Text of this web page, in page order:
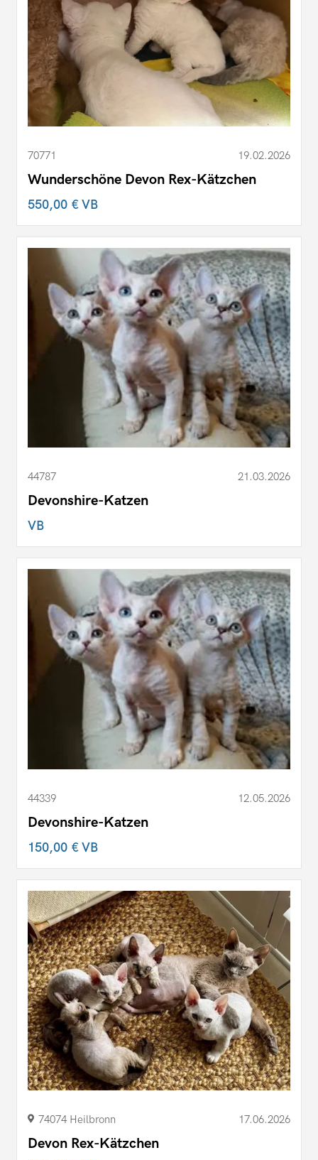
70771 19.02.2026
Wunderschöne Devon Rex-Kätzchen
550,00 €VB
44787 21.03.2026
Devonshire-Katzen
VB
44339 12.05.2026
Devonshire-Katzen
150,00 €VB
74074 Heilbronn 17.06.2026
Devon Rex-Kätzchen